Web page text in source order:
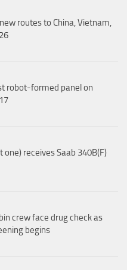
routes to China, Vietnam,
robot-formed panel on
one) receives Saab 340B(F)
crew face drug check as
begins